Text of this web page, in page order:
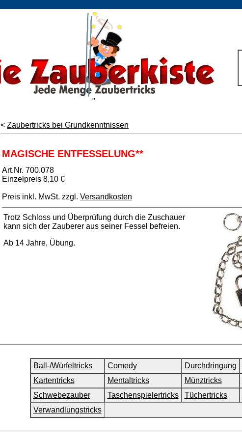
"
< Zaubertricks bei Grundkenntnissen
MAGISCHE ENTFESSELUNG**
Art.Nr. 700.078
Einzelpreis 8,10 €
Preis inkl. MwSt. zzgl. Versandkosten
Trotz Schloss und Überprüfung durch die Zuschauer
kann sich der Zauberer aus seiner Fessel befreien.
Ab 14 Jahre, Übung.
Ball-/Würfeltricks Comedy Durchdringung
Kartentricks
Mentaltricks Münztricks
Schwebezauber
Taschenspielertricks Tüchertricks
Verwandlungstricks